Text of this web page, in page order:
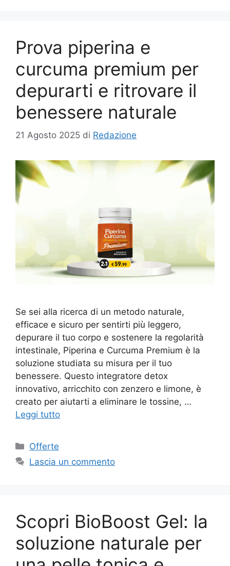
Prova piperina e
curcuma premium per
depurarti e ritrovare il
benessere naturale
21 Agosto 2025 di Redazione
Se sei alla ricerca di un metodo naturale,
efficace e sicuro per sentirti più leggero,
depurare il tuo corpo e sostenere la regolarità
intestinale, Piperina e Curcuma Premium è la
soluzione studiata su misura per il tuo
benessere. Questo integratore detox
innovativo, arricchito con zenzero e limone, è
creato per aiutarti a eliminare le tossine, …
Leggi tutto
Categorie
Offerte
Lascia un commento
Scopri BioBoost Gel: la
soluzione naturale per